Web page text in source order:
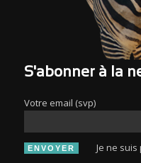
S'abonner à la
Votre email (svp)
Je ne